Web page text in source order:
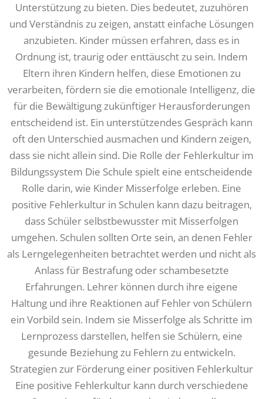
Unterstützung zu bieten. Dies bedeutet, zuzuhören
und Verständnis zu zeigen, anstatt einfache Lösungen
anzubieten. Kinder müssen erfahren, dass es in
Ordnung ist, traurig oder enttäuscht zu sein. Indem
Eltern ihren Kindern helfen, diese Emotionen zu
verarbeiten, fördern sie die emotionale Intelligenz, die
für die Bewältigung zukünftiger Herausforderungen
entscheidend ist. Ein unterstützendes Gespräch kann
oft den Unterschied ausmachen und Kindern zeigen,
dass sie nicht allein sind. Die Rolle der Fehlerkultur im
Bildungssystem Die Schule spielt eine entscheidende
Rolle darin, wie Kinder Misserfolge erleben. Eine
positive Fehlerkultur in Schulen kann dazu beitragen,
dass Schüler selbstbewusster mit Misserfolgen
umgehen. Schulen sollten Orte sein, an denen Fehler
als Lerngelegenheiten betrachtet werden und nicht als
Anlass für Bestrafung oder schambesetzte
Erfahrungen. Lehrer können durch ihre eigene
Haltung und ihre Reaktionen auf Fehler von Schülern
ein Vorbild sein. Indem sie Misserfolge als Schritte im
Lernprozess darstellen, helfen sie Schülern, eine
gesunde Beziehung zu Fehlern zu entwickeln.
Strategien zur Förderung einer positiven Fehlerkultur
Eine positive Fehlerkultur kann durch verschiedene